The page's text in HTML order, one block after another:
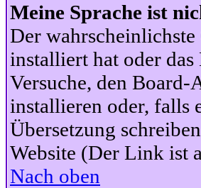
Meine Sprache ist
Der
installiert hat oder
Versuche, den
installieren oder, falls
Übersetzung
Website (Der Link ist
Nach oben